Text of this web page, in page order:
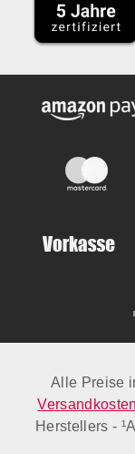
Alle Preise
Versandkosten
Herstellers -